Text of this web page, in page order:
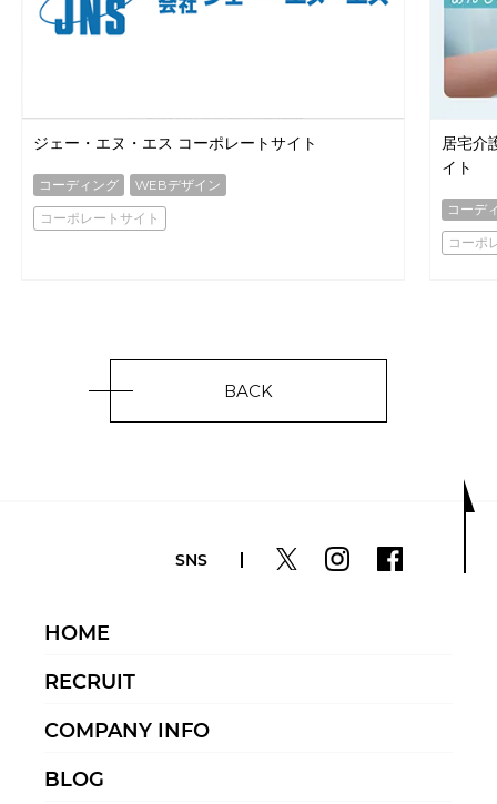
ジェー・エヌ・エス コーポレートサイト
コーディング
WEBデザイン
コーポレートサイト
居宅介
イト
コーデ
コーポ
BACK
SNS
HOME
RECRUIT
COMPANY INFO
BLOG